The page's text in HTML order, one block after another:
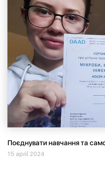
Поєднувати навчання та
15 april 2024